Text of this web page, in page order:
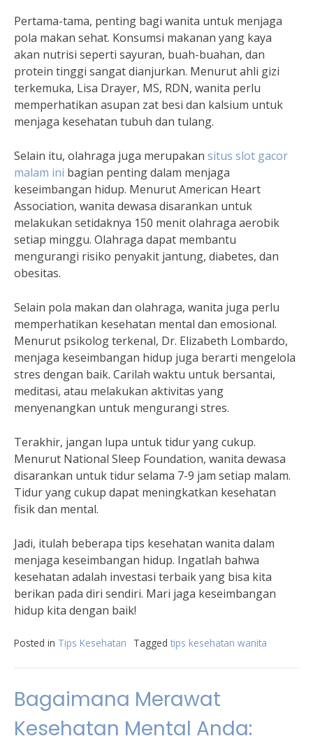
Pertama-tama, penting bagi wanita untuk menjaga
pola makan sehat. Konsumsi makanan yang kaya
akan nutrisi seperti sayuran, buah-buahan, dan
protein tinggi sangat dianjurkan. Menurut ahli gizi
terkemuka, Lisa Drayer, MS, RDN, wanita perlu
memperhatikan asupan zat besi dan kalsium untuk
menjaga kesehatan tubuh dan tulang.
Selain itu, olahraga juga merupakan situs slot gacor
malam ini bagian penting dalam menjaga
keseimbangan hidup. Menurut American Heart
Association, wanita dewasa disarankan untuk
melakukan setidaknya 150 menit olahraga aerobik
setiap minggu. Olahraga dapat membantu
mengurangi risiko penyakit jantung, diabetes, dan
obesitas.
Selain pola makan dan olahraga, wanita juga perlu
memperhatikan kesehatan mental dan emosional.
Menurut psikolog terkenal, Dr. Elizabeth Lombardo,
menjaga keseimbangan hidup juga berarti mengelola
stres dengan baik. Carilah waktu untuk bersantai,
meditasi, atau melakukan aktivitas yang
menyenangkan untuk mengurangi stres.
Terakhir, jangan lupa untuk tidur yang cukup.
Menurut National Sleep Foundation, wanita dewasa
disarankan untuk tidur selama 7-9 jam setiap malam.
Tidur yang cukup dapat meningkatkan kesehatan
fisik dan mental.
Jadi, itulah beberapa tips kesehatan wanita dalam
menjaga keseimbangan hidup. Ingatlah bahwa
kesehatan adalah investasi terbaik yang bisa kita
berikan pada diri sendiri. Mari jaga keseimbangan
hidup kita dengan baik!
Posted in Tips Kesehatan Tagged tips kesehatan wanita
Bagaimana Merawat
Kesehatan Mental Anda: